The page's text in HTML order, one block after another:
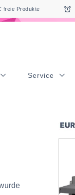
freie Produkte
Service